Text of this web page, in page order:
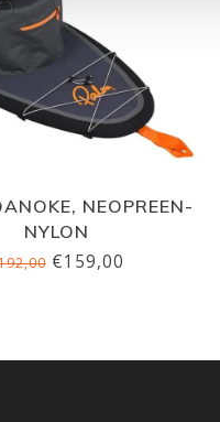
NEOPREEN-
NYLON
€159,00